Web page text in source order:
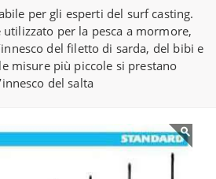
per gli esperti del surf casting.
utilizzato per la pesca a mormore,
del filetto di sarda, del bibi e
misure più piccole si prestano
del salta